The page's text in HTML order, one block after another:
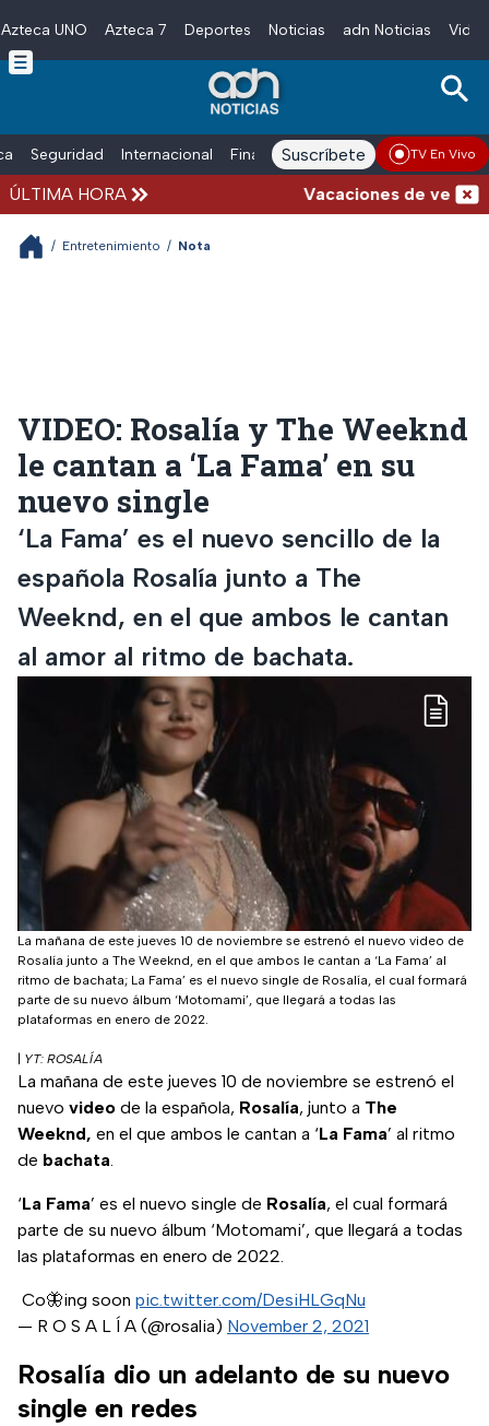
Skip to main content
Azteca UNO Azteca 7 Deportes Noticias adn Noticias
Seguridad Internacional Finanzas adn Noticias Radio
Suscríbete TV En Vivo
ÚLTIMA HORA Vacaciones de verano
/ Entretenimiento / Nota
VIDEO: Rosalía y The Weeknd
le cantan a ‘La Fama’ en su
nuevo single
‘La Fama’ es el nuevo sencillo de la
española Rosalía junto a The
Weeknd, en el que ambos le cantan
al amor al ritmo de bachata.
La mañana de este jueves 10 de noviembre se estrenó el nuevo video de
Rosalía junto a The Weeknd, en el que ambos le cantan a ‘La Fama’ al
ritmo de bachata; La Fama’ es el nuevo single de Rosalía, el cual formará
parte de su nuevo álbum ‘Motomami’, que llegará a todas las
plataformas en enero de 2022.
YT: ROSALÍA
La mañana de este jueves 10 de noviembre se estrenó el
nuevo video de la española, Rosalía, junto a The
Weeknd, en el que ambos le cantan a ‘La Fama’ al ritmo
de bachata.
‘La Fama’ es el nuevo single de Rosalía, el cual formará
parte de su nuevo álbum ‘Motomami’, que llegará a todas
las plataformas en enero de 2022.
Co🦋ing soon pic.twitter.com/DesiHLGqNu
— R O S A L Í A (@rosalia) November 2, 2021
Rosalía dio un adelanto de su nuevo
single en redes